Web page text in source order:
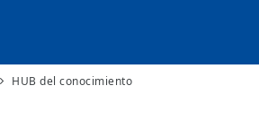
HUB del conocimiento